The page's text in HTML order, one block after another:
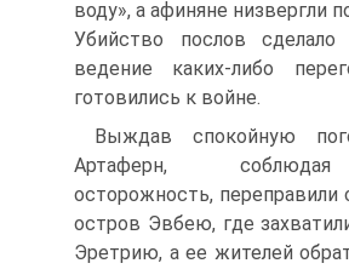
воду», а афиняне низвергли
Убийство послов
ведение каких-либо
готовились к войне.
Выждав спокойную
Артаферн,
осторожность,
остров Эвбею, где
Эретрию, а ее жителей